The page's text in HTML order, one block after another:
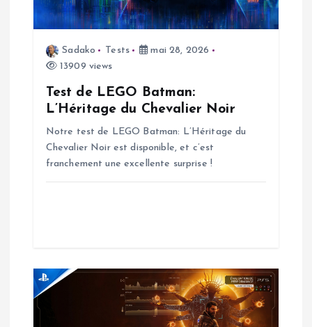
o
r
t
Sadako Tests
mai 28, 2026
13909 views
Test de LEGO Batman:
L’Héritage du Chevalier Noir
Notre test de LEGO Batman: L’Héritage du
Chevalier Noir est disponible, et c’est
franchement une excellente surprise !